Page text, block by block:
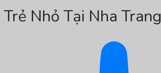
Nhỏ Tại Nha Trang